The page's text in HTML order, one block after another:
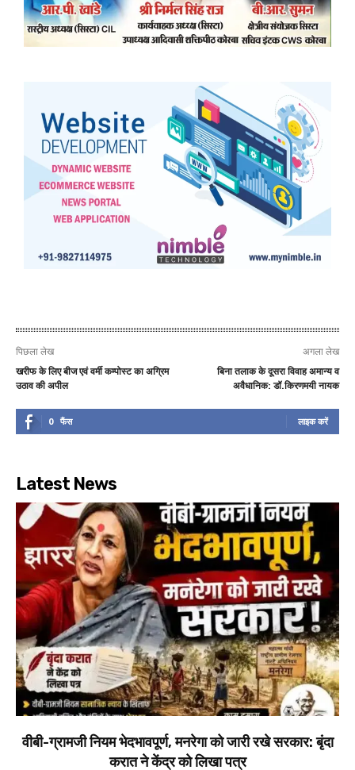
पिछला लेख
खरीफ के लिए बीज एवं वर्मी कम्पोस्ट का अग्रिम
उठाव की अपील
अगला लेख
बिना तलाक के दूसरा विवाह अमान्य व
अवैधानिक: डॉ.किरणमयी नायक
0 फैंस लाइक करें
Latest News
वीबी-ग्रामजी नियम भेदभावपूर्ण, मनरेगा को जारी रखे सरकार: बृंदा
करात ने केंद्र को लिखा पत्र